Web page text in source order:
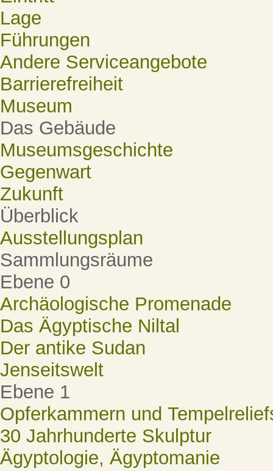
Lage
Führungen
Andere Serviceangebote
Barrierefreiheit
Museum
Das Gebäude
Museumsgeschichte
Gegenwart
Zukunft
Überblick
Ausstellungsplan
Sammlungsräume
Ebene 0
Archäologische Promenade
Das Ägyptische Niltal
Der antike Sudan
Jenseitswelt
Ebene 1
Opferkammern und
30 Jahrhunderte Skulptur
Ägyptologie, Ägyptomanie